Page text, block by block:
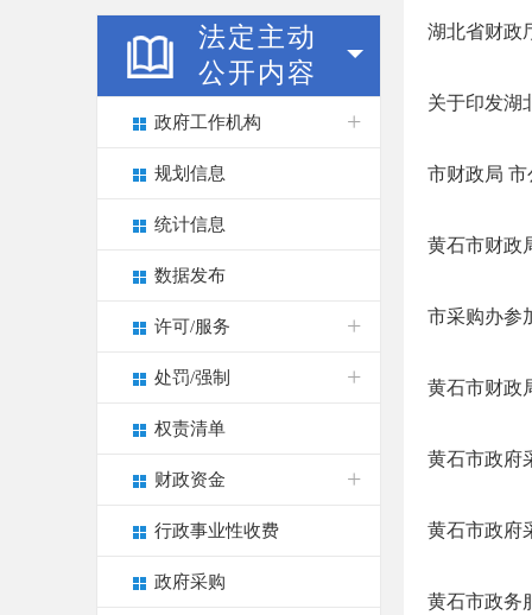
法定主动
公开内容
政府工作机构
规划信息
统计信息
数据发布
许可/服务
处罚/强制
权责清单
财政资金
行政事业性收费
政府采购
湖北省财政
关于印发湖
市财政局 市
黄石市财政
市采购办参
黄石市财政
黄石市政府
黄石市政府
黄石市政务